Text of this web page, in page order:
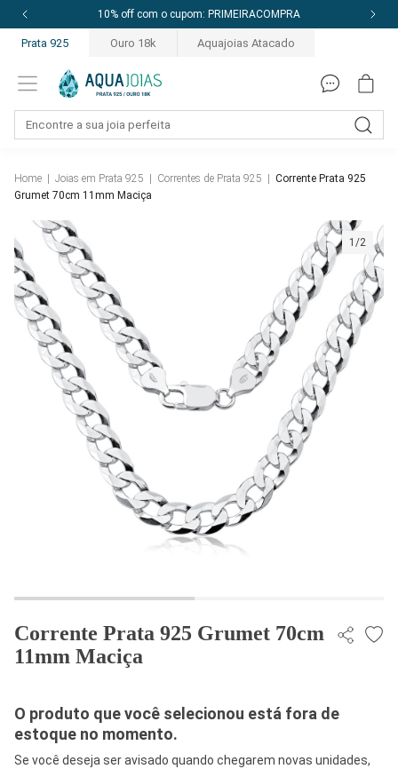
10% off com o cupom: PRIMEIRACOMPRA
Prata 925 Ouro 18k Aquajoias Atacado
Home Joias em Prata 925 Correntes de Prata 925
Corrente Prata 925
Grumet 70cm 11mm Maciça
1/2
Corrente Prata 925 Grumet 70cm
11mm Maciça
O produto que você selecionou está fora de
estoque no momento.
Se você deseja ser avisado quando chegarem novas unidades,